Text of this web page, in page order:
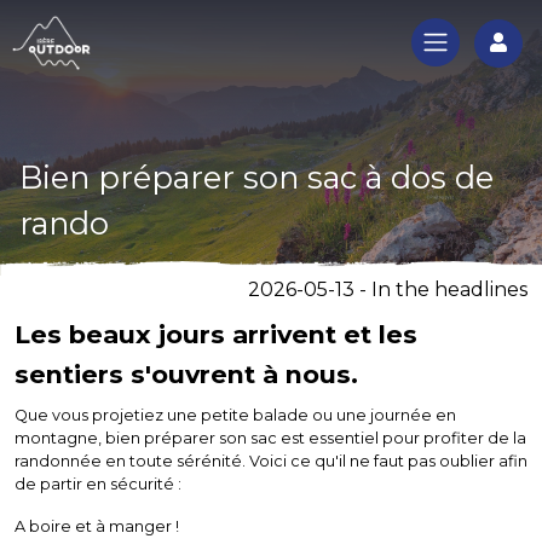
Bien préparer son sac à dos de
rando
2026-05-13 - In the headlines
Les beaux jours arrivent et les
sentiers s'ouvrent à nous.
Que vous projetiez une petite balade ou une journée en
montagne, bien préparer son sac est essentiel pour profiter de la
randonnée en toute sérénité. Voici ce qu'il ne faut pas oublier afin
de partir en sécurité :
A boire et à manger !